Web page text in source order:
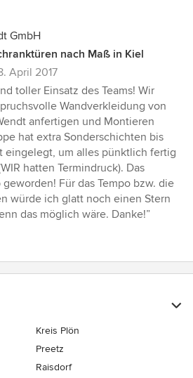
GmbH
nach Maß in Kiel
April 2017
toller Einsatz des Teams! Wir
Wandverkleidung von
anfertigen und Montieren
hat extra Sonderschichten bis
eingelegt, um alles pünktlich fertig
hatten Termindruck). Das
Für das Tempo bzw. die
würde ich glatt noch einen Stern
das möglich wäre. Danke!”
Kreis Plön
Preetz
Raisdorf